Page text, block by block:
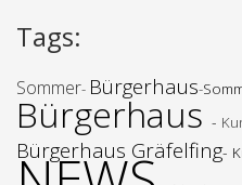
Tags:
Sommer- Bürgerhaus-
Bürgerhaus -
Bürgerhaus Gräfelfing-